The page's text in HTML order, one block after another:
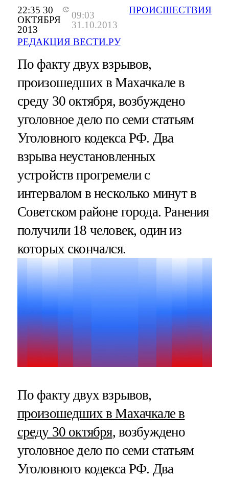
22:35 30
ОКТЯБРЯ
2013
09:03
31.10.2013
РЕДАКЦИЯ ВЕСТИ.РУ
ПРОИСШЕСТВИЯ
По факту двух взрывов,
произошедших в Махачкале в
среду 30 октября, возбуждено
уголовное дело по семи статьям
Уголовного кодекса РФ. Два
взрыва неустановленных
устройств прогремели с
интервалом в несколько минут в
Советском районе города. Ранения
получили 18 человек, один из
которых скончался.
По факту двух взрывов,
произошедших в Махачкале в
среду 30 октября, возбуждено
уголовное дело по семи статьям
Уголовного кодекса РФ. Два